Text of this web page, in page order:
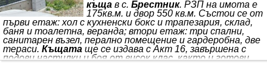
къща в с. Брестник. РЗП на имота е
175кв.м. и двор 550 кв.м. Състои се от
първи етаж: хол с кухненски бокс и трапезария, склад,
баня и тоалетна, веранда; втори етаж: три спални,
санитарен възел, перално помещение и гардеробна, две
тераси. Къщата ще се издава с Акт 16, завършена с
подови настилки и боя от висок клас, както и готови